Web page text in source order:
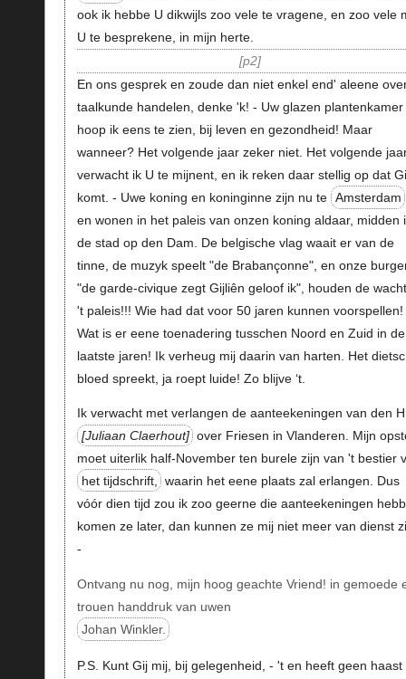
ook ik hebbe U dikwijls zoo vele te vragene, en zoo vele
U te besprekene, in mijn herte.
p2
En ons gesprek en zoude dan niet enkel end' aleene
taalkunde handelen, denke 'k! - Uw glazen plantenkamer
hoop ik eens te zien, bij leven en gezondheid! Maar
wanneer? Het volgende jaar zeker niet. Het volgende
verwacht ik U te mijnent, en ik reken daar stellig op dat
komt. - Uwe koning en koninginne zijn nu te Amsterdam
en wonen in het paleis van onzen koning aldaar, midden
de stad op den Dam. De belgische vlag waait er van de
tinne, de muzyk speelt "de Brabançonne", en onze
"de garde-civique zegt Gijliên geloof ik", houden de
't paleis!!! Wie had dat voor 50 jaren kunnen voorspellen!
Wat is er eene toenadering tusschen Noord en Zuid in de
laatste jaren! Ik verheug mij daarin van harten. Het
bloed spreekt, ja roept luide! Zo blijve ‘t.
Ik verwacht met verlangen de aanteekeningen van den
Juliaan Claerhout
over Friesen in Vlanderen. Mijn
moet uiterlik half-November ten burele zijn van 't bestier
het tijdschrift,
waarin het eene plaats zal erlangen. Dus
vóór dien tijd zou ik zoo geerne die aanteekeningen
komen ze later, dan kunnen ze mij niet meer van dienst
-
Ontvang nu nog, mijn hoog geachte Vriend! in gemoede
trouen handdruk van uwen
Johan Winkler.
P.S. Kunt Gij mij, bij gelegenheid, - 't en heeft geen haast